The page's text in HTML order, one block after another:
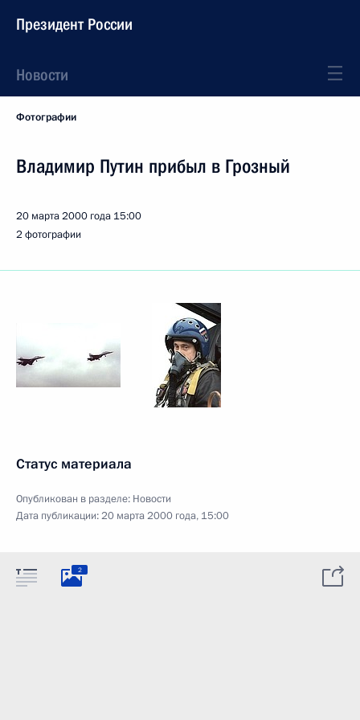
Президент России
Новости
Фотографии
Владимир Путин прибыл в Грозный
20 марта 2000 года 15:00
2 фотографии
Статус материала
Опубликован в разделе: Новости
Дата публикации:20 марта 2000 года, 15:00
2